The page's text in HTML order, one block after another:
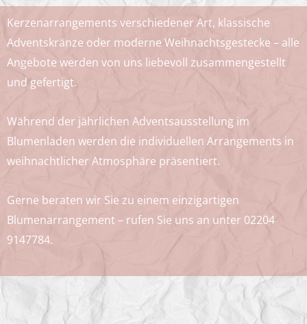
Kerzenarrangements verschiedener Art, klassische
Adventskränze oder moderne Weihnachtsgestecke – alle
Angebote werden von uns liebevoll zusammengestellt
und gefertigt.
Während der jährlichen Adventsausstellung im
Blumenladen werden die individuellen Arrangements in
weihnachtlicher Atmosphäre präsentiert.
Gerne beraten wir Sie zu einem einzigartigen
Blumenarrangement – rufen Sie uns an unter 02204
9147784.